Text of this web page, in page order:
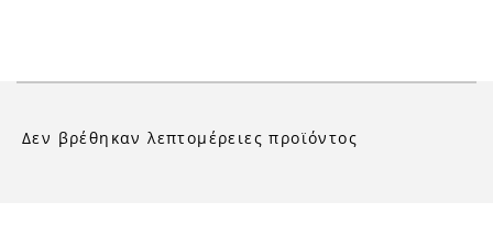
Δεν βρέθηκαν λεπτομέρειες προϊόντος